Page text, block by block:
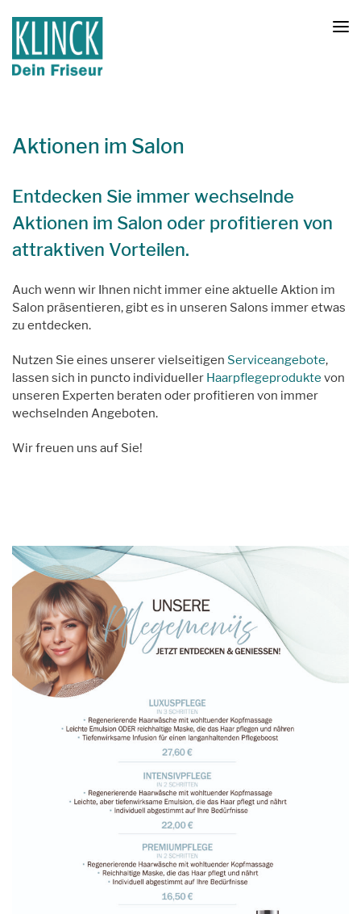
Aktionen im Salon
Entdecken Sie immer wechselnde
Aktionen im Salon oder profitieren von
attraktiven Vorteilen.
Auch wenn wir Ihnen nicht immer eine aktuelle Aktion im
Salon präsentieren, gibt es in unseren Salons immer etwas
zu entdecken.
Nutzen Sie eines unserer vielseitigen Serviceangebote,
lassen sich in puncto individueller Haarpflegeprodukte von
unseren Experten beraten oder profitieren von immer
wechselnden Angeboten.
Wir freuen uns auf Sie!